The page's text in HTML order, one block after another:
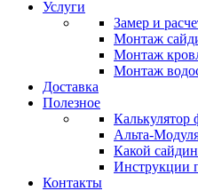
Услуги
Замер и
Монтаж
Монтаж
Монтаж
Доставка
Полезное
Калькулятор
Альта-
Какой
Инструкции
Контакты